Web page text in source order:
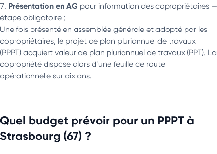
Présentation en AG pour information des copropriétaires —
étape obligatoire ;
Une fois présenté en assemblée générale et adopté par les
copropriétaires, le projet de plan pluriannuel de travaux
(PPPT) acquiert valeur de plan pluriannuel de travaux (PPT). La
copropriété dispose alors d’une feuille de route
opérationnelle sur dix ans.
Quel budget prévoir pour un PPPT à
Strasbourg (67) ?